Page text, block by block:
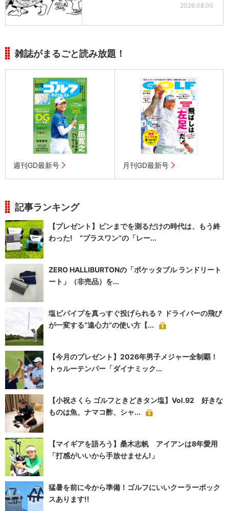
2026.08.05
雑誌がまるごと読み放題！
週刊GD最新号 月刊GD最新号
記事ランキング
【プレゼント】ピンまでを測るだけの時代は、もう終
わった! “プラスワン”の「レー...
ZERO HALLIBURTONの「ポケッタブル ランドリート
ート」（非売品）を...
塩ビパイプを真っすぐ投げられる？ ドライバーの飛び
が一変する“遠心力”の使い方【...
【今月のプレゼント】2026年男子メジャー全制覇！
トゥルーテンパー「ダイナミック...
【小祝さくら ゴルフときどきタン塩】Vol.92 好きな
ものは魚、ナマコ酢、シャ...
【マイギアを語ろう】桑木志帆 アイアンは8年愛用
「打感がいいから手放せません!」
猛暑を前に今から準備！ゴルフにいいクーラーボック
スあります!!